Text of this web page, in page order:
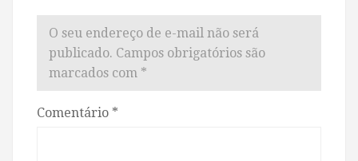
O seu endereço de e-mail não será
publicado. Campos obrigatórios são
marcados com *
Comentário *